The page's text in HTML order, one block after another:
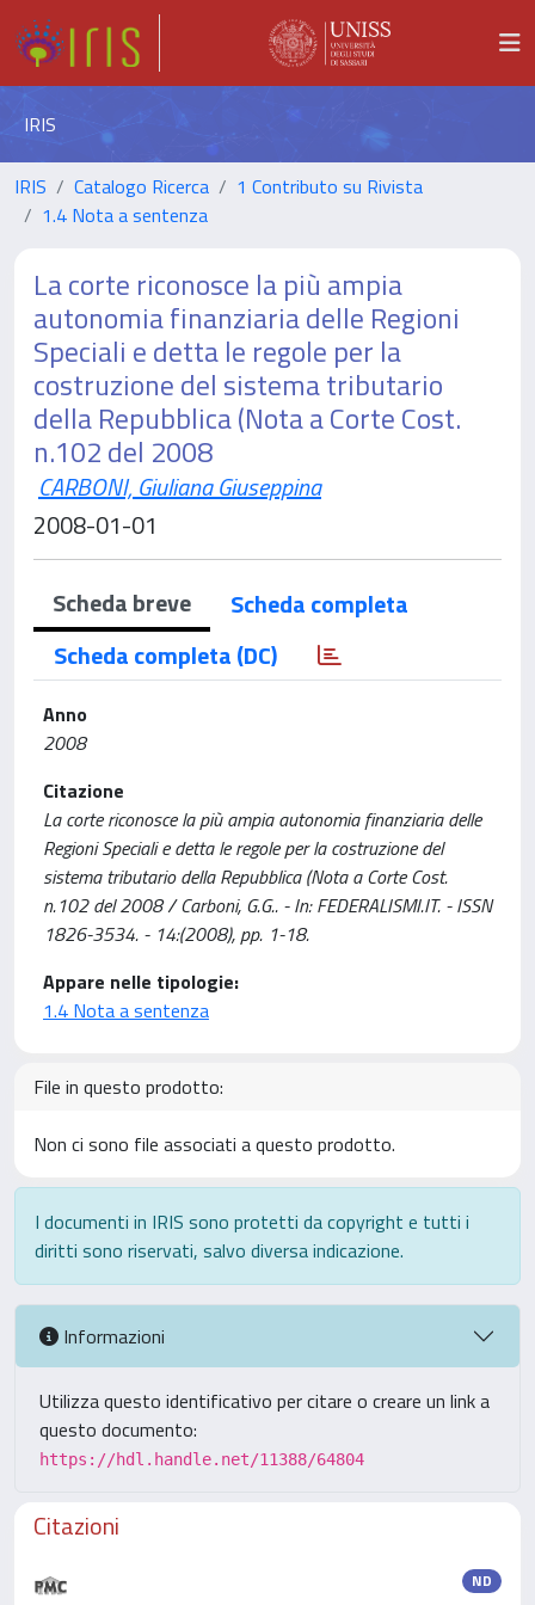
IRIS
IRIS Catalogo Ricerca
1 Contributo su Rivista
1.4 Nota a sentenza
La corte riconosce la più ampia
autonomia finanziaria delle Regioni
Speciali e detta le regole per la
costruzione del sistema tributario
della Repubblica (Nota a Corte Cost.
n.102 del 2008
CARBONI, Giuliana Giuseppina
2008-01-01
Scheda breve
Scheda completa
Scheda completa (DC)
Anno
2008
Citazione
La corte riconosce la più ampia autonomia finanziaria delle
Regioni Speciali e detta le regole per la costruzione del
sistema tributario della Repubblica (Nota a Corte Cost.
n.102 del 2008 / Carboni, G.G.. - In: FEDERALISMI.IT. - ISSN
1826-3534. - 14:(2008), pp. 1-18.
Appare nelle tipologie:
1.4 Nota a sentenza
File in questo prodotto:
Non ci sono file associati a questo prodotto.
I documenti in IRIS sono protetti da copyright e tutti i
diritti sono riservati, salvo diversa indicazione.
Informazioni
Utilizza questo identificativo per citare o creare un link a
questo documento:
https://hdl.handle.net/11388/64804
Citazioni
ND